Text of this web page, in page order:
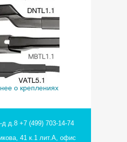
о креплениях
д д.8 +7 (499) 703-14-74
41 к.1 лит.А, офис